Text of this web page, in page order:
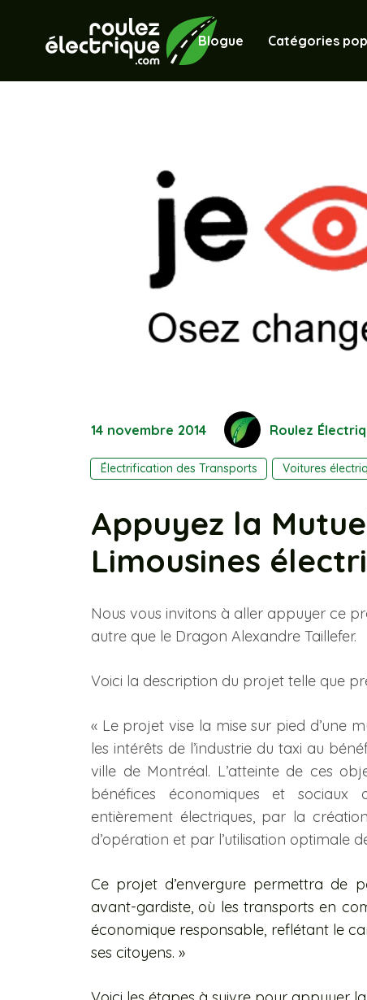
Blogue Catégories
14 novembre 2014 Roulez
Électrification des Transports Voitures
Appuyez la
Limousines
Nous vous invitons à aller appuyer ce
autre que le Dragon Alexandre Taillefer.
Voici la description du projet telle que
« Le projet vise la mise sur pied d’une
les intérêts de l’industrie du taxi au
ville de Montréal. L’atteinte de ces
bénéfices économiques et sociaux
entièrement électriques, par la
d’opération et par l’utilisation optimale
Ce projet d’envergure permettra de
avant-gardiste, où les transports en
économique responsable, reflétant le
ses citoyens. »